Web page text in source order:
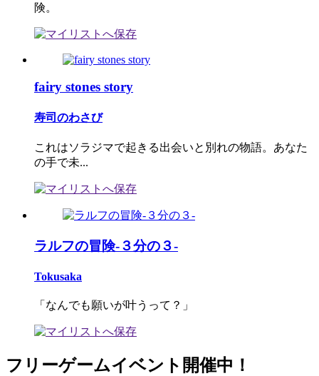
険。
fairy stones story
寿司のわさび
これはソラジマで起きる出会いと別れの物語。あなた
の手で未...
ラルフの冒険-３分の３-
Tokusaka
「なんでも願いが叶うって？」
フリーゲームイベント開催中！